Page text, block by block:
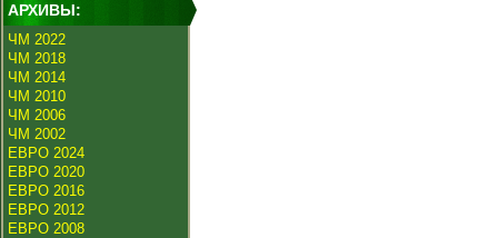
АРХИВЫ:
ЧМ 2022
ЧМ 2018
ЧМ 2014
ЧМ 2010
ЧМ 2006
ЧМ 2002
ЕВРО 2024
ЕВРО 2020
ЕВРО 2016
ЕВРО 2012
ЕВРО 2008